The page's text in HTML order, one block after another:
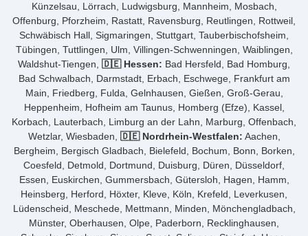
Künzelsau, Lörrach, Ludwigsburg, Mannheim, Mosbach,
Offenburg, Pforzheim, Rastatt, Ravensburg, Reutlingen, Rottweil,
Schwäbisch Hall, Sigmaringen, Stuttgart, Tauberbischofsheim,
Tübingen, Tuttlingen, Ulm, Villingen-Schwenningen, Waiblingen,
Waldshut-Tiengen, 🇩🇪 Hessen: Bad Hersfeld, Bad Homburg,
Bad Schwalbach, Darmstadt, Erbach, Eschwege, Frankfurt am
Main, Friedberg, Fulda, Gelnhausen, Gießen, Groß-Gerau,
Heppenheim, Hofheim am Taunus, Homberg (Efze), Kassel,
Korbach, Lauterbach, Limburg an der Lahn, Marburg, Offenbach,
Wetzlar, Wiesbaden, 🇩🇪 Nordrhein-Westfalen: Aachen,
Bergheim, Bergisch Gladbach, Bielefeld, Bochum, Bonn, Borken,
Coesfeld, Detmold, Dortmund, Duisburg, Düren, Düsseldorf,
Essen, Euskirchen, Gummersbach, Gütersloh, Hagen, Hamm,
Heinsberg, Herford, Höxter, Kleve, Köln, Krefeld, Leverkusen,
Lüdenscheid, Meschede, Mettmann, Minden, Mönchengladbach,
Münster, Oberhausen, Olpe, Paderborn, Recklinghausen,